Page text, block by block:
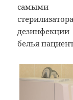
самыми
белья